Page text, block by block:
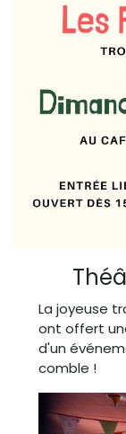
La joyeuse
ont offert
d'un
comble !